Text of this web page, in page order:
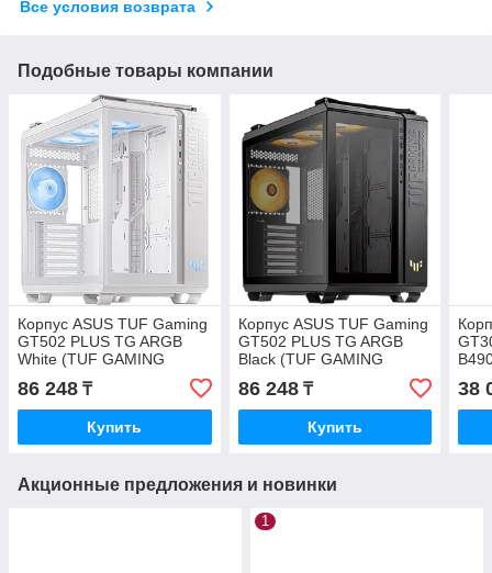
Все условия возврата
Подобные товары компании
Корпус ASUS TUF Gaming
GT502 PLUS TG ARGB
White (TUF GAMING
GT502 PLUS TG ARGB
WHITE)
86 248 ₸
Купить
Корпус ASUS TUF Gaming
GT502 PLUS TG ARGB
Black (TUF GAMING
GT502 PLUS TG ARGB
BLACK)
86 248₸
Купить
38
Акционные предложения и новинки
1